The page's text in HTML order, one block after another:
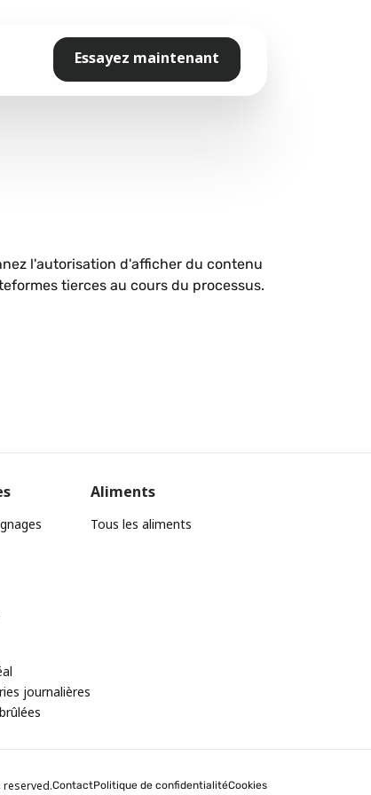
Essayez maintenant
l'autorisation d'afficher du contenu
tierces au cours du processus.
Aliments
Tous les aliments
journalières
reserved.ContactPolitique de confidentialitéCookies